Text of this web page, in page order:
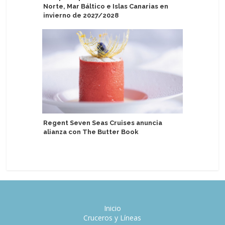
Norte, Mar Báltico e Islas Canarias en
invierno de 2027/2028
Regent Seven Seas Cruises anuncia
alianza con The Butter Book
Inicio
Cruceros y Líneas